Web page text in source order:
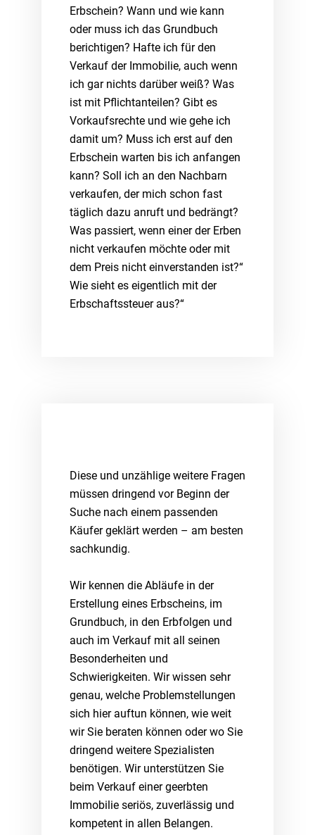
Erbschein? Wann und wie kann
oder muss ich das Grundbuch
berichtigen? Hafte ich für den
Verkauf der Immobilie, auch wenn
ich gar nichts darüber weiß? Was
ist mit Pflichtanteilen? Gibt es
Vorkaufsrechte und wie gehe ich
damit um? Muss ich erst auf den
Erbschein warten bis ich anfangen
kann? Soll ich an den Nachbarn
verkaufen, der mich schon fast
täglich dazu anruft und bedrängt?
Was passiert, wenn einer der Erben
nicht verkaufen möchte oder mit
dem Preis nicht einverstanden ist?“
Wie sieht es eigentlich mit der
Erbschaftssteuer aus?“
Diese und unzählige weitere Fragen
müssen dringend vor Beginn der
Suche nach einem passenden
Käufer geklärt werden – am besten
sachkundig.
Wir kennen die Abläufe in der
Erstellung eines Erbscheins, im
Grundbuch, in den Erbfolgen und
auch im Verkauf mit all seinen
Besonderheiten und
Schwierigkeiten. Wir wissen sehr
genau, welche Problemstellungen
sich hier auftun können, wie weit
wir Sie beraten können oder wo Sie
dringend weitere Spezialisten
benötigen. Wir unterstützen Sie
beim Verkauf einer geerbten
Immobilie seriös, zuverlässig und
kompetent in allen Belangen.